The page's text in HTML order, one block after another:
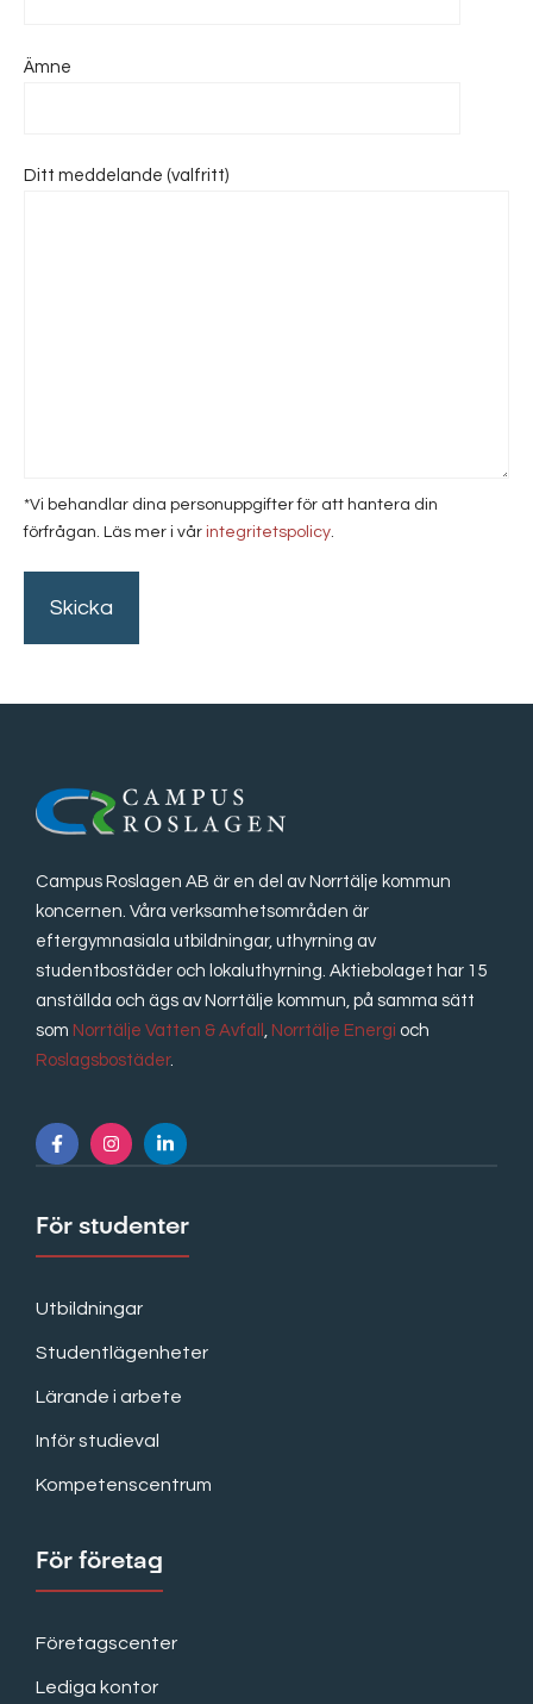
Ämne
Ditt meddelande (valfritt)
*Vi behandlar dina personuppgifter för att hantera din
förfrågan. Läs mer i vår integritetspolicy.
Campus Roslagen AB är en del av Norrtälje kommun
koncernen. Våra verksamhetsområden är
eftergymnasiala utbildningar, uthyrning av
studentbostäder och lokaluthyrning. Aktiebolaget har 15
anställda och ägs av Norrtälje kommun, på samma sätt
som Norrtälje Vatten & Avfall Norrtälje Energi och
Roslagsbostäder.
För studenter
Utbildningar
Studentlägenheter
Lärande i arbete
Inför studieval
Kompetenscentrum
För företag
Företagscenter
Lediga kontor